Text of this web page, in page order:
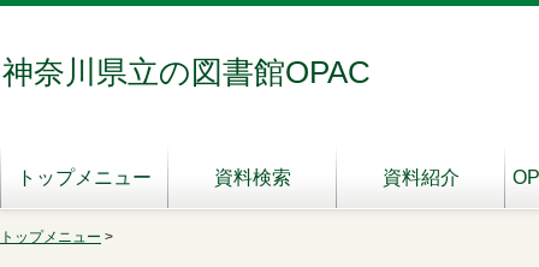
神奈川県立の図書館OPAC
トップメニュー 資料検索 資料紹介
トップメニュー >